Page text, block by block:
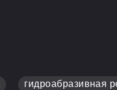
гидроабразивная